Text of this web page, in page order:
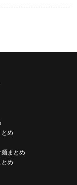
とめ
麺まとめ
とめ